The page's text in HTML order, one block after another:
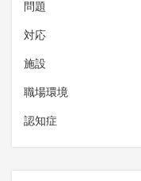
問題
対応
施設
職場環境
認知症